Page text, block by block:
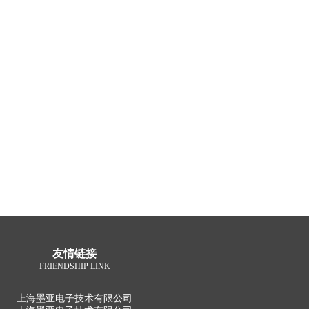
友情链接
FRIENDSHIP LINK
上海墨亚电子技术有限公司